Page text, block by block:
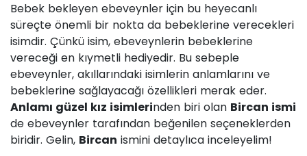
Bebek bekleyen ebeveynler için bu heyecanlı
süreçte önemli bir nokta da bebeklerine verecekleri
isimdir. Çünkü isim, ebeveynlerin bebeklerine
vereceği en kıymetli hediyedir. Bu sebeple
ebeveynler, akıllarındaki isimlerin anlamlarını ve
bebeklerine sağlayacağı özellikleri merak eder.
Anlamı güzel kız isimlerinden biri olan Bircan ismi
de ebeveynler tarafından beğenilen seçeneklerden
biridir. Gelin, Bircan ismini detaylıca inceleyelim!